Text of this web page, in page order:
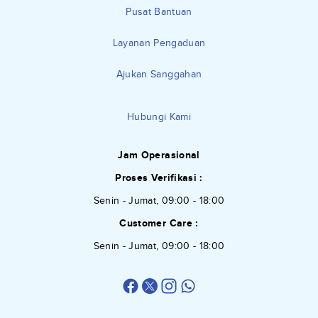
Pusat Bantuan
Layanan Pengaduan
Ajukan Sanggahan
Hubungi Kami
Jam Operasional
Proses Verifikasi :
Senin - Jumat, 09:00 - 18:00
Customer Care :
Senin - Jumat, 09:00 - 18:00